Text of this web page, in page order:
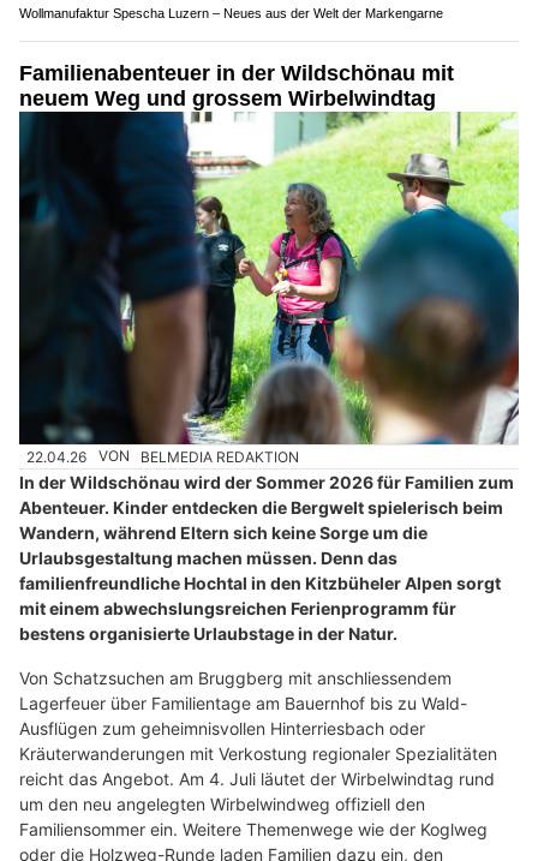
Wollmanufaktur Spescha Luzern – Neues aus der Welt der Markengarne
Familienabenteuer in der Wildschönau mit
neuem Weg und grossem Wirbelwindtag
22.04.26 VON BELMEDIA REDAKTION
In der Wildschönau wird der Sommer 2026 für Familien zum
Abenteuer. Kinder entdecken die Bergwelt spielerisch beim
Wandern, während Eltern sich keine Sorge um die
Urlaubsgestaltung machen müssen. Denn das
familienfreundliche Hochtal in den Kitzbüheler Alpen sorgt
mit einem abwechslungsreichen Ferienprogramm für
bestens organisierte Urlaubstage in der Natur.
Von Schatzsuchen am Bruggberg mit anschliessendem
Lagerfeuer über Familientage am Bauernhof bis zu Wald-
Ausflügen zum geheimnisvollen Hinterriesbach oder
Kräuterwanderungen mit Verkostung regionaler Spezialitäten
reicht das Angebot. Am 4. Juli läutet der Wirbelwindtag rund
um den neu angelegten Wirbelwindweg offiziell den
Familiensommer ein. Weitere Themenwege wie der Koglweg
oder die Holzweg-Runde laden Familien dazu ein, den